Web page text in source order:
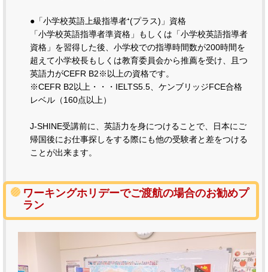
●「小学校英語上級指導者⁺(プラス)」資格
「小学校英語指導者準資格」もしくは「小学校英語指導者
資格」を習得した後、小学校での指導時間数が200時間を
超えて小学校長もしくは教育委員会から推薦を受け、且つ
英語力がCEFR B2※以上の資格です。
※CEFR B2以上・・・IELTS5.5、ケンブリッジFCE合格
レベル（160点以上）
J-SHINE受講前に、英語力を身につけることで、日本にご
帰国後にお仕事探しをする際にも他の受験者と差をつける
ことが出来ます。
ワーキングホリデーでご渡航の場合のお勧めプ
ラン